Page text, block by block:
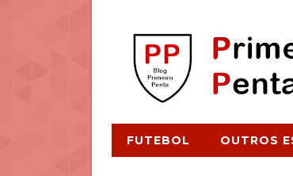
FUTEBOL OUTROS